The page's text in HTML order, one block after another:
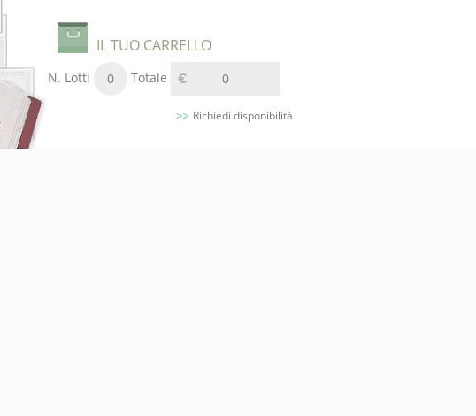
IL TUO CARRELLO
N. Lotti 0 Totale 0
Richiedi disponibilità